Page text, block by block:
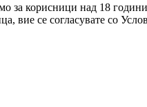
за корисници над 18
вие се согласувате со